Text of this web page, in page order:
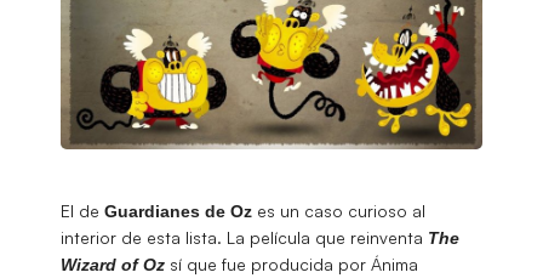
El de Guardianes de Oz es un caso curioso al
interior de esta lista. La película que reinventa The
Wizard of Oz sí que fue producida por Ánima